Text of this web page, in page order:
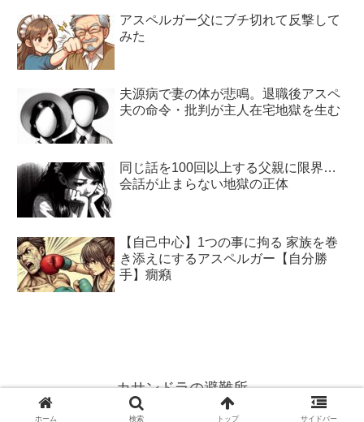
アスペルガー父にブチ切れて反撃して
みた
夫源病で妻の体が悲鳴。退職後アスペ
夫の命令・批判が主人在宅地獄を生む
同じ話を100回以上する父親に限界…
会話が止まらない地獄の正体
【自己中心】1つの事に拘る 家族を巻
き添えにするアスペルガー【自分勝
手】癇癪
カサンドラの避難所
© 2015 カサンドラの避難所.
ホーム 検索 トップ サイドバー